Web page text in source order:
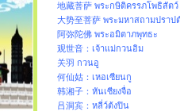
地藏菩萨 พระกษิติครรภโพธิสัตว์
大势至菩萨 พระมหาสถามปราป
阿弥陀佛 พระอมิตาภพุทธะ
观世音：เจ้าแม่กวนอิม
关羽 กวนอู
何仙姑：เหอเซียนกู
韩湘子：หันเซียงจื่อ
吕洞宾：หลี่ว์ต้งปิน